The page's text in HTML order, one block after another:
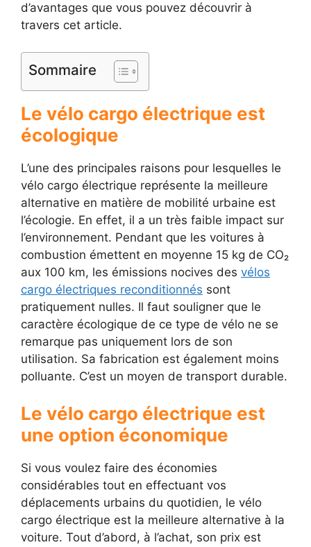
d’avantages que vous pouvez découvrir à
travers cet article.
Sommaire
Le vélo cargo électrique est
écologique
L’une des principales raisons pour lesquelles le
vélo cargo électrique représente la meilleure
alternative en matière de mobilité urbaine est
l’écologie. En effet, il a un très faible impact sur
l’environnement. Pendant que les voitures à
combustion émettent en moyenne 15 kg de CO₂
aux 100 km, les émissions nocives des vélos
cargo électriques reconditionnés sont
pratiquement nulles. Il faut souligner que le
caractère écologique de ce type de vélo ne se
remarque pas uniquement lors de son
utilisation. Sa fabrication est également moins
polluante. C’est un moyen de transport durable.
Le vélo cargo électrique est
une option économique
Si vous voulez faire des économies
considérables tout en effectuant vos
déplacements urbains du quotidien, le vélo
cargo électrique est la meilleure alternative à la
voiture. Tout d’abord, à l’achat, son prix est